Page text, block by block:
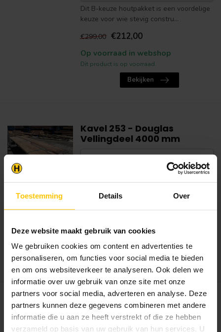
Toestemming Details Over
Deze website maakt gebruik van cookies
We gebruiken cookies om content en advertenties te
personaliseren, om functies voor social media te bieden
en om ons websiteverkeer te analyseren. Ook delen we
informatie over uw gebruik van onze site met onze
partners voor social media, adverteren en analyse. Deze
partners kunnen deze gegevens combineren met andere
informatie die u aan ze heeft verstrekt of die ze hebben
verzameld op basis van uw gebruik van hun services. U
Dit B-keuze houtpakket is een voordelige
keuze voor wie stevig constru...
€299,00 €212,00
Op voorraad in webshop
Dit product is op voorraad.
Bekijken
Kavel 253 - Douglas
Vellingdeel 4000 mm
keuze voor wie stevig constru...
Op voorraad in webshop
Dit product is op voorraad.
Bekijken
Kavel 268 - Douglas Brede
Vellingdeel 3000 mm